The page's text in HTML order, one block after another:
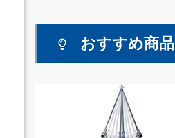
おすすめ商品